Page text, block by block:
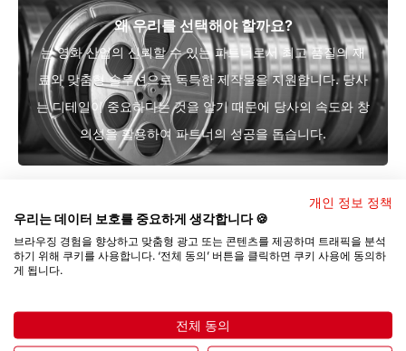
왜 우리를 선택해야 할까요?
는 영화 산업의 신뢰할 수 있는 파트너로서 최고 품질의 재
료와 맞춤형 솔루션으로 독특한 제작물을 지원합니다. 당사
는 디테일이 중요하다는 것을 알기 때문에 당사의 속도와 창
의성을 활용하여 파트너의 성공을 돕습니다.
레퍼런스
파트너 소개
개인 정보 정책
우리는 데이터 보호를 중요하게 생각합니다 🍪
브라우징 경험을 향상하고 맞춤형 광고 또는 콘텐츠를 제공하며 트래픽을 분석
하기 위해 쿠키를 사용합니다. ‘전체 동의’ 버튼을 클릭하면 쿠키 사용에 동의하
게 됩니다.
전체 동의